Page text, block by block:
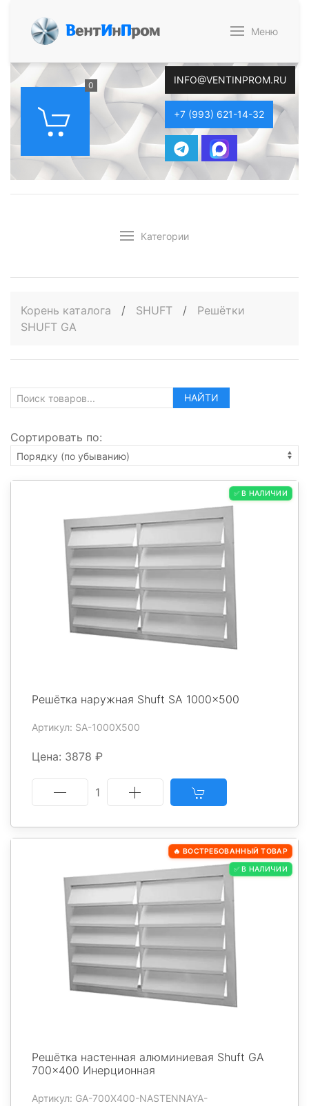
ВентИнПром Меню
0 INFO@VENTINPROM.RU
+7 (993) 621-14-32
Категории
Корень каталога / SHUFT /
Решётки
SHUFT GA
НАЙТИ
Сортировать по:
✅ В НАЛИЧИИ
Решётка наружная Shuft SA 1000x500
Артикул: SA-1000X500
Цена: 3878 ₽
1
🔥 ВОСТРЕБОВАННЫЙ ТОВАР
✅ В НАЛИЧИИ
Решётка настенная алюминиевая Shuft GA
700x400 Инерционная
Артикул: GA-700X400-NASTENNAYA-